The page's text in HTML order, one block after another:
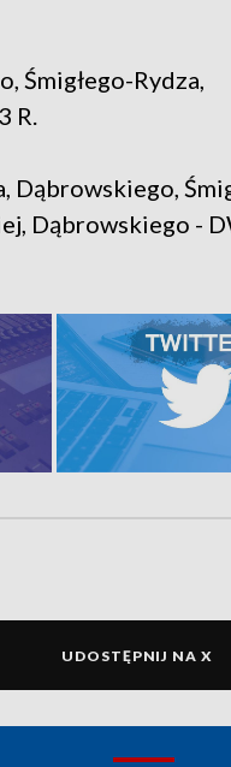
Śmigłego-Rydza,
R.
Dąbrowskiego,
Dąbrowskiego -
UDOSTĘPNIJ NA X